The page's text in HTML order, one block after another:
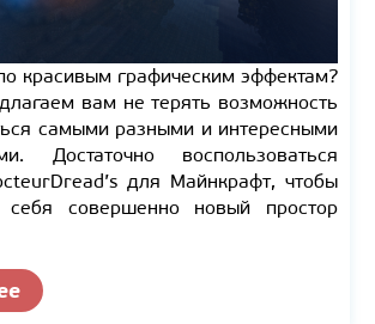
красивым графическим эффектам?
вам не терять возможность
самыми разными и интересными
Достаточно воспользоваться
для Майнкрафт, чтобы
себя совершенно новый простор